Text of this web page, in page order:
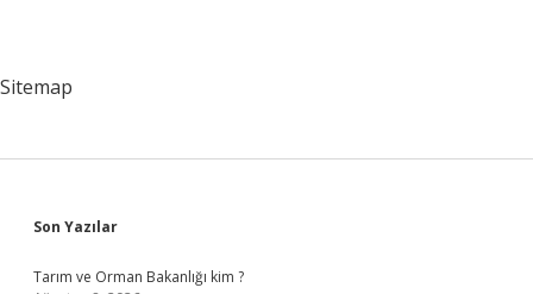
Sitemap
Sidebar
Son Yazılar
Tarım ve Orman Bakanlığı kim ?